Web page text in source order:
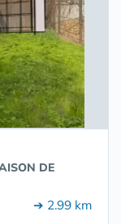
DE
➔ 2.99 km